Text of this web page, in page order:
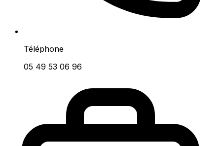
Téléphone
05 49 53 06 96